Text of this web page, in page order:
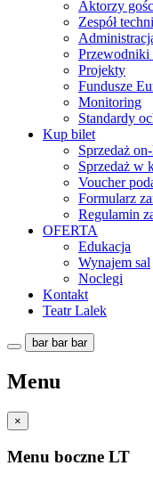
Aktorzy
Zespół
Przewodniki
Projekty
Fundusze
Monitoring
Standardy
Kup bilet
Sprzedaż
Sprzedaż w
Voucher
Formularz
Regulamin
OFERTA
Edukacja
Wynajem sal
Noclegi
Kontakt
Teatr Lalek
bar bar bar
Menu
×
Menu boczne LT